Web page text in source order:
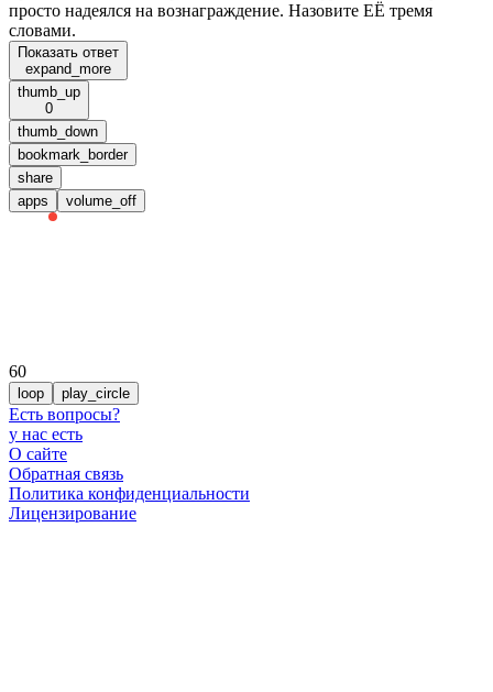
просто надеялся на вознаграждение. Назовите ЕЁ тремя
словами.
Показать ответ
expand_more
thumb_up
0
thumb_down
bookmark_border
share
apps
volume_off
60
loop play_circle
Есть вопросы?
у нас есть
О сайте
Обратная связь
Политика конфиденциальности
Лицензирование